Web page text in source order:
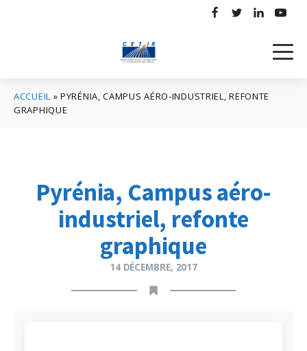
ACCUEIL »PYRÉNIA, CAMPUS AÉRO-INDUSTRIEL, REFONTE
GRAPHIQUE
Pyrénia, Campus aéro-
industriel, refonte
graphique
14 DÉCEMBRE, 2017